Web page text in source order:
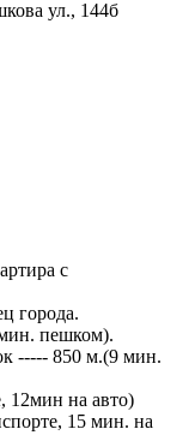
с
города.
пешком).
----- 850 м.(9 мин.
12мин на авто)
15 мин. на